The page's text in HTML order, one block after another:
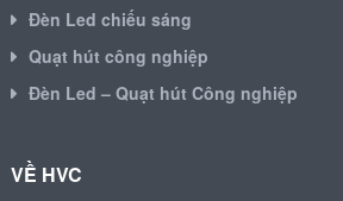
Đèn Led chiếu sáng
Quạt hút công nghiệp
Đèn Led – Quạt hút Công nghiệp
VỀ HVC